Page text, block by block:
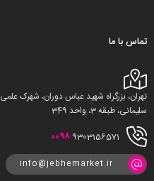
تماس با ما
تهران، بزرگراه شهید عباس دوران، شهرک
سلیمانی، طبقه 3، واحد 349
0098 9303156571
info@jebhemarket.ir